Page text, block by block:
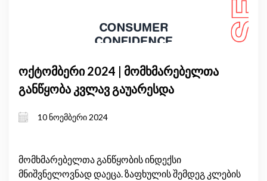
ოქტომბერი 2024 | მომხმარებელთა
განწყობა კვლავ გაუარესდა
10 ნოემბერი 2024
მომხმარებელთა განწყობის ინდექსი
მნიშვნელოვნად დაეცა. ზაფხულის შემდეგ კლების